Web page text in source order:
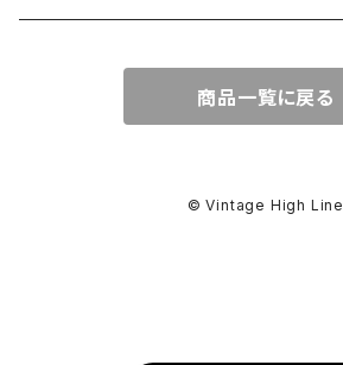
商品一覧に戻る
© Vintage High Line